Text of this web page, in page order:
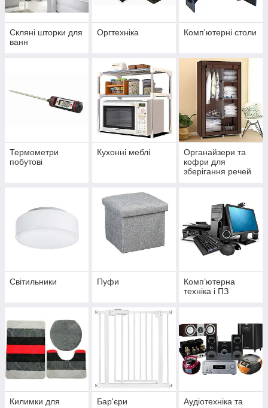
Скляні шторки для
ванн
Оргтехніка Комп'ютерні столи
Термометри
побутові
Кухонні меблі
Органайзери та
кофри для
зберігання речей
Світильники Пуфи
Комп’ютерна
техніка і ПЗ
Килимки для
Бар'єри
Аудіотехніка та